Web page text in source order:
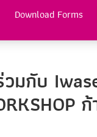
Download Forms
มกับ